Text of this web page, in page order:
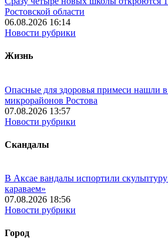
Ростовской области
06.08.2026 16:14
Новости рубрики
Жизнь
Опасные для здоровья примеси нашли в
микрорайонов Ростова
07.08.2026 13:57
Новости рубрики
Скандалы
В Аксае вандалы испортили
караваем»
07.08.2026 18:56
Новости рубрики
Город